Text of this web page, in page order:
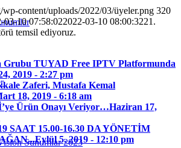
Sunumlar 2023
content/uploads/2022/03/üyeler.png 320
03-10 07:58:022022-03-10 08:00:3221.
temsil ediyoruz.
Grubu TUYAD Free IPTV Platformunda
2019 - 2:27 pm
Zaferi, Mustafa Kemal
18, 2019 - 6:18 am
Ürün Onayı Veriyor…Haziran 17,
SAAT 15.00-16.30 DA YÖNETİM
Eylül 5, 2019 - 12:10 pm